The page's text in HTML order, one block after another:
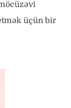
üçün bir